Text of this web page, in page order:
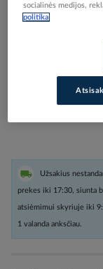
images
gallery
Elektrobalt prekės
Gamintojo prekės
Užsakius
prekes iki 17:30, siunta
atsiėmimui skyriuje iki
1 valanda anksčiau.
socialinės medijos,
politika